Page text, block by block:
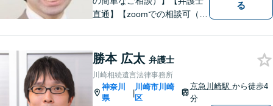
直通】【zoomでの相談可（有
「街医者」のような弁護士
る
勝本 広太 弁護士
川崎相続遺言法律事務所
神奈川
県
|
川崎市川崎
区
京急川崎駅 から徒歩4
分